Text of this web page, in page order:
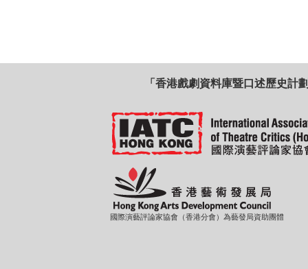
「香港戲劇資料庫暨口述歷史計
國際演藝評論家協會（香港分會）為藝發局資助團體